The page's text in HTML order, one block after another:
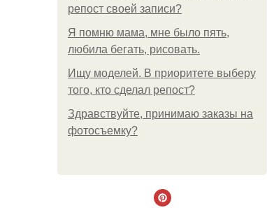
репост своей записи?
Я помню мама, мне было пять,
любила бегать, рисовать.
Ищу моделей. В приоритете выберу
того, кто сделал репост?
Здравствуйте, принимаю заказы на
фотосъемку?